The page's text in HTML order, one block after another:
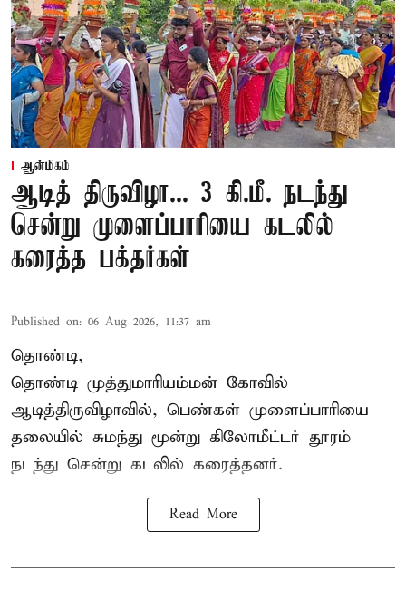
ஆன்மிகம்
ஆடித் திருவிழா... 3 கி.மீ. நடந்து
சென்று முளைப்பாரியை கடலில்
கரைத்த பக்தர்கள்
Published on: 06 Aug 2026, 11:37 am
தொண்டி,
தொண்டி முத்துமாரியம்மன் கோவில்
ஆடித்திருவிழாவில், பெண்கள் முளைப்பாரியை
தலையில் சுமந்து மூன்று கிலோமீட்டர் தூரம்
நடந்து சென்று கடலில் கரைத்தனர்.
Read More